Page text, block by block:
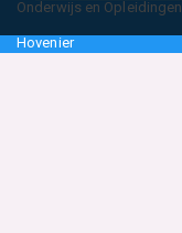
Onderwijs en Opleidingen
Hovenier